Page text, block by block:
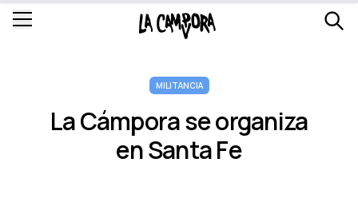
MILITANCIA
La Cámpora se organiza
en Santa Fe